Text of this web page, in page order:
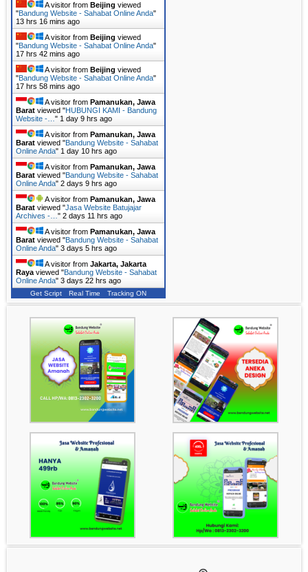
A visitor from Beijing viewed
"Bandung Website - Sahabat Online Anda"
13 hrs 16 mins ago
A visitor from Beijing viewed
"Bandung Website - Sahabat Online Anda"
17 hrs 42 mins ago
A visitor from Beijing viewed
"Bandung Website - Sahabat Online Anda"
17 hrs 58 mins ago
A visitor from Pamanukan, Jawa
Barat viewed "HUBUNGI KAMI - Bandung
Website -… " 1 day 9 hrs ago
A visitor from Pamanukan, Jawa
Barat viewed "Bandung Website - Sahabat
Online Anda" 1 day 10 hrs ago
A visitor from Pamanukan, Jawa
Barat viewed "Bandung Website - Sahabat
Online Anda" 2 days 9 hrs ago
A visitor from Pamanukan, Jawa
Barat viewed "Jasa Website Batujajar
Archives -… " 2 days 11 hrs ago
A visitor from Pamanukan, Jawa
Barat viewed "Bandung Website - Sahabat
Online Anda" 3 days 5 hrs ago
A visitor from Jakarta, Jakarta
Raya viewed "Bandung Website - Sahabat
Online Anda" 3 days 22 hrs ago
Get Script Real Time Tracking ON